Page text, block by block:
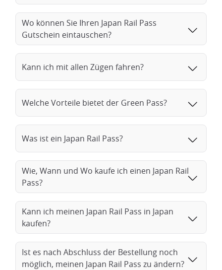
Wo können Sie Ihren Japan Rail Pass
Gutschein eintauschen?
Kann ich mit allen Zügen fahren?
Welche Vorteile bietet der Green Pass?
Was ist ein Japan Rail Pass?
Wie, Wann und Wo kaufe ich einen Japan Rail
Pass?
Kann ich meinen Japan Rail Pass in Japan
kaufen?
Ist es nach Abschluss der Bestellung noch
möglich, meinen Japan Rail Pass zu ändern?